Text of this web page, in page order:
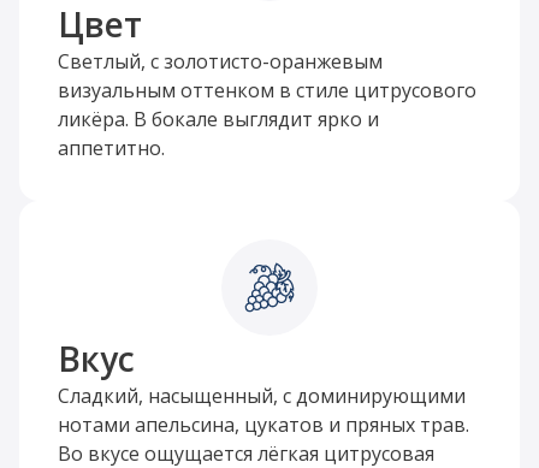
Цвет
Светлый, с золотисто-оранжевым
визуальным оттенком в стиле цитрусового
ликёра. В бокале выглядит ярко и
аппетитно.
Вкус
Сладкий, насыщенный, с доминирующими
нотами апельсина, цукатов и пряных трав.
Во вкусе ощущается лёгкая цитрусовая